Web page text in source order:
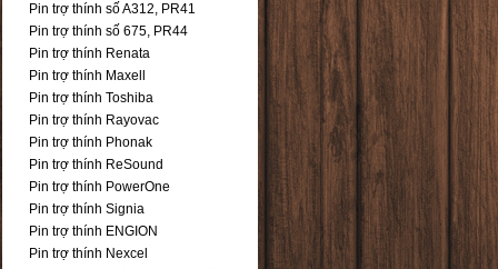
Pin trợ thính số A312, PR41
Pin trợ thính số 675, PR44
Pin trợ thính Renata
Pin trợ thính Maxell
Pin trợ thính Toshiba
Pin trợ thính Rayovac
Pin trợ thính Phonak
Pin trợ thính ReSound
Pin trợ thính PowerOne
Pin trợ thính Signia
Pin trợ thính ENGION
Pin trợ thính Nexcel